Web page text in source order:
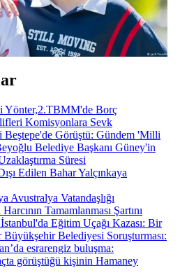
Yönter,2.TBMM'de Borç
Komisyonlara Sevk
Beştepe'de Görüştü: Gündem 'Milli
Belediye Başkanı Güney'in
Süresi
Edilen Bahar Yalçınkaya
Avustralya Vatandaşlığı
Tamamlanması Şartını
İstanbul'da Eğitim Uçağı Kazası: Bir
Büyükşehir Belediyesi Soruşturması:
esrarengiz buluşma:
görüştüğü kişinin Hamaney